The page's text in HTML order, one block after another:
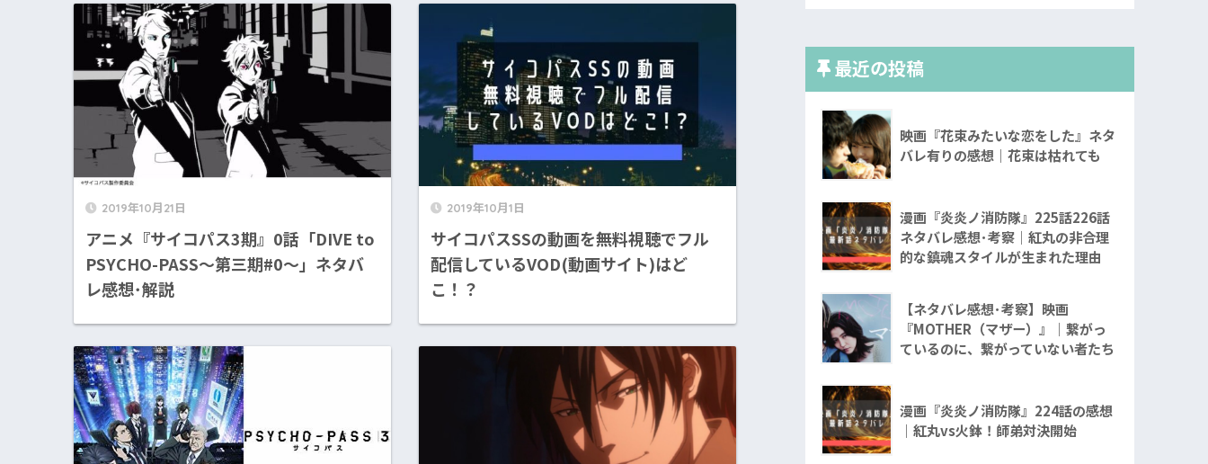
2019年10月21日
アニメ『サイコパス3期』0話「DIVE to
PSYCHO-PASS～第三期#0～」ネタバ
レ感想･解説
2019年10月1日
サイコパスSSの動画を無料視聴でフル
配信しているVOD(動画サイト)はど
こ！？
最近の投稿
映画『花束みたいな恋をした』ネタ
バレ有りの感想｜花束は枯れても
漫画『炎炎ノ消防隊』225話226話
ネタバレ感想･考察｜紅丸の非合理
的な鎮魂スタイルが生まれた理由
【ネタバレ感想･考察】映画
『MOTHER（マザー）』｜繋がっ
ているのに、繋がっていない者たち
漫画『炎炎ノ消防隊』224話の感想
｜紅丸vs火鉢！師弟対決開始